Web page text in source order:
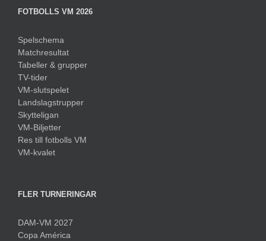
FOTBOLLS VM 2026
Spelschema
Matchresultat
Tabeller & grupper
TV-tider
VM-slutspelet
Landslagstrupper
Skytteligan
VM-Biljetter
Res till fotbolls VM
VM-kvalet
FLER TURNERINGAR
DAM-VM 2027
Copa América